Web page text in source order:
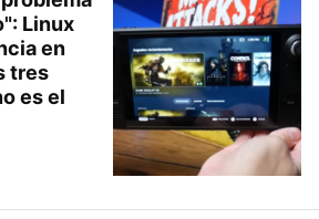
Linux
en
tres
es el